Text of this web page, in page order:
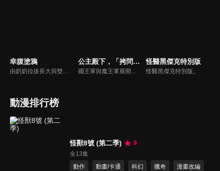
幸腹塗鴉 公主殿下，「拷問」的時間到了 第二季 怪醫黑傑克特別版
怪醫黑傑克特別版。
動漫排行榜
怪獸8號 (第二季)
9
全13集
動作
動畫/卡通 科幻 獵奇 漫畫改編